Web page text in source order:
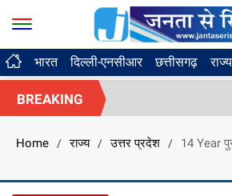
भारत दिल्ली-एनसीआर छत्तीसगढ़ राज्य
BREAKING
Home / राज्य / उत्तर प्रदेश / 14 Year